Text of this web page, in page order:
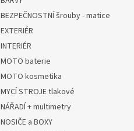
BEZPEČNOSTNÍ šrouby - matice
EXTERIÉR
INTERIÉR
MOTO baterie
MOTO kosmetika
MYCÍ STROJE tlakové
NÁŘADÍ + multimetry
NOSIČE a BOXY